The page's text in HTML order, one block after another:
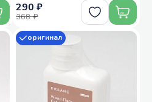
290 ₽
368 ₽
оригинал